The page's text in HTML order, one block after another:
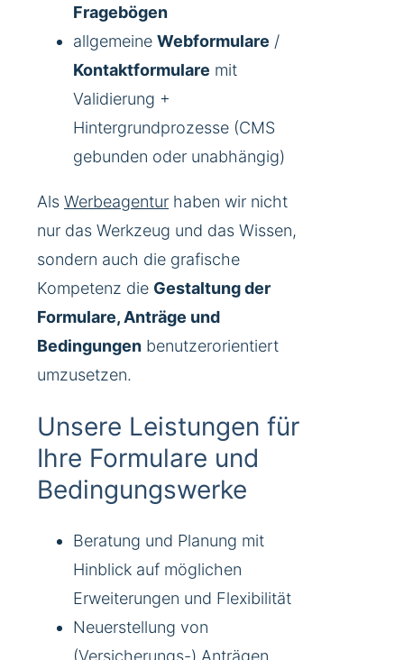
Fragebögen
allgemeine Webformulare /
Kontaktformulare mit
Validierung +
Hintergrundprozesse (CMS
gebunden oder unabhängig)
Als Werbeagentur haben wir nicht
nur das Werkzeug und das Wissen,
sondern auch die grafische
Kompetenz die Gestaltung der
Formulare, Anträge und
Bedingungen benutzerorientiert
umzusetzen.
Unsere Leistungen für
Ihre Formulare und
Bedingungswerke
Beratung und Planung mit
Hinblick auf möglichen
Erweiterungen und Flexibilität
Neuerstellung von
(Versicherungs-) Anträgen,